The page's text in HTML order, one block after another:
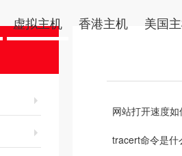
虚拟主机 香港主机 美国
网站打开速度
tracert命令是什